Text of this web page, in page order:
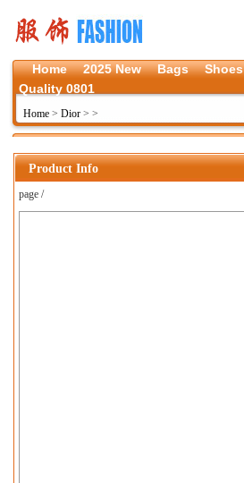
Home 2025 New Bags Shoes
Quality 0801
Home > Dior > >
Product Info
page /